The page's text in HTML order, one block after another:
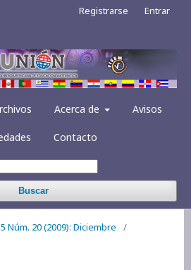
Acerca de Avisos
Contacto
Buscar
Registrarse Entrar
Núm. 20 (2009): Diciembre
/